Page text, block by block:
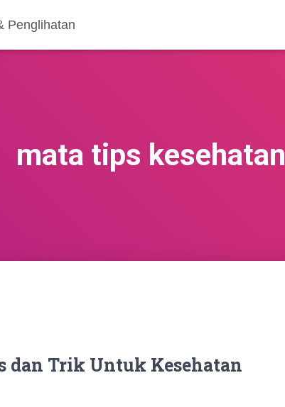
Penglihatan
mata tips kesehatan
dan Trik Untuk Kesehatan